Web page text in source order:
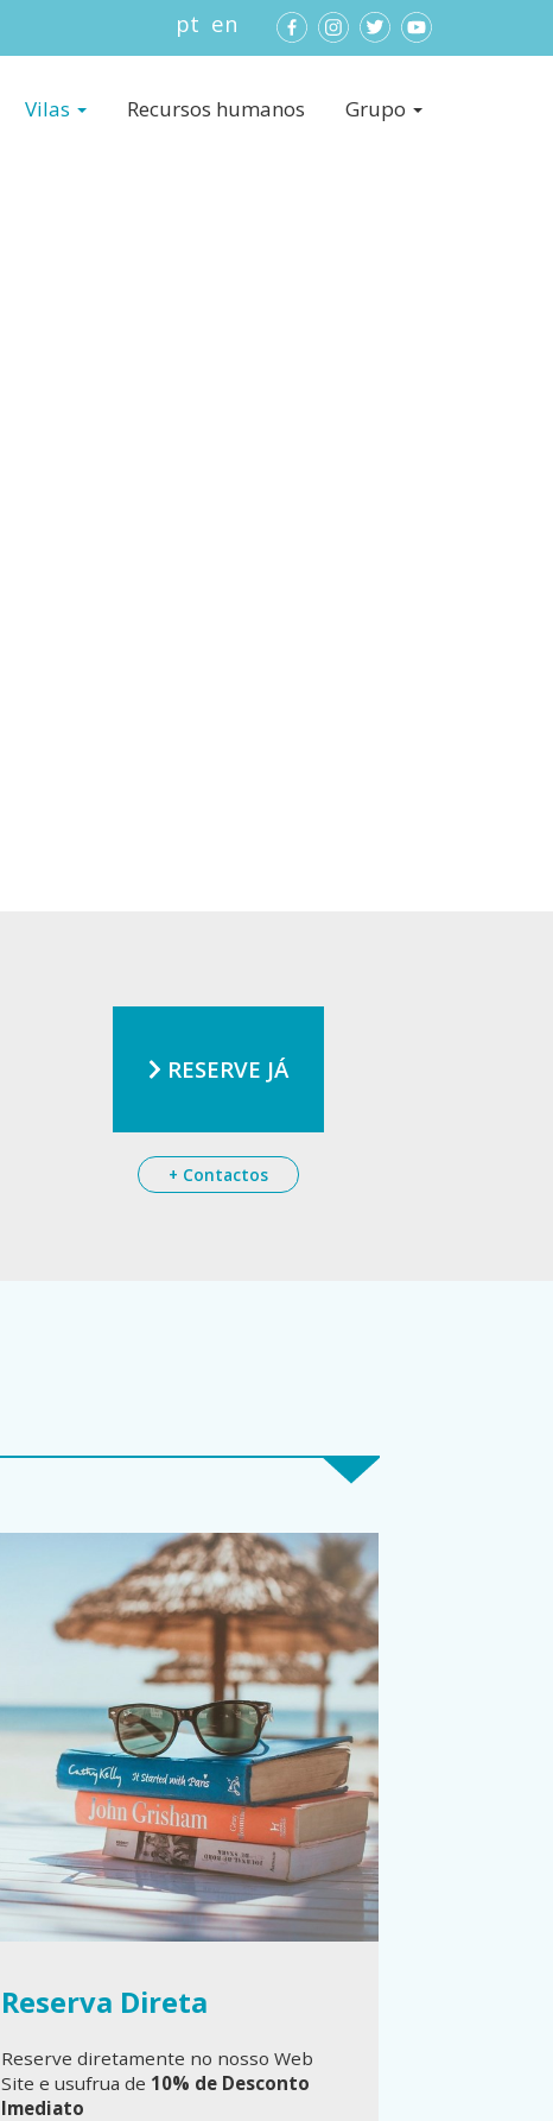
pt en
Vilas Recursos humanos Grupo
RESERVE JÁ
+ Contactos
Reserva Direta
Reserve diretamente no nosso Web
Site e usufrua de 10% de Desconto
Imediato